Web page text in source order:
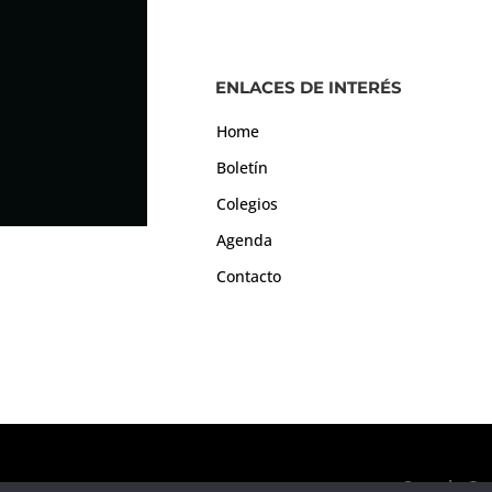
ENLACES DE INTERÉS
Home
Boletín
Colegios
Agenda
Contacto
Consejo